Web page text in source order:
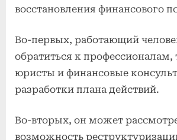
восстановления финансового
Во-первых, работающий
обратиться к профессионалам,
юристы и финансовые
разработки плана действий.
Во-вторых, он может
возможность